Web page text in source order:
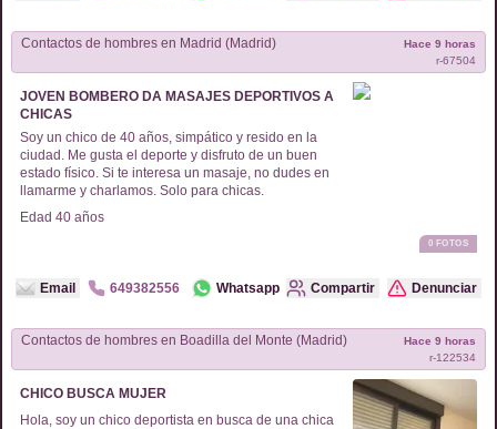
Contactos de hombres en Madrid (Madrid)
r-67504
Hace 9 horas
JOVEN BOMBERO DA MASAJES DEPORTIVOS A
CHICAS
Soy un chico de 40 años, simpático y resido en la
ciudad. Me gusta el deporte y disfruto de un buen
estado físico. Si te interesa un masaje, no dudes en
llamarme y charlamos. Solo para chicas.
Edad 40 años
0 FOTOS
Email 649382556 Whatsapp Compartir Denunciar
Contactos de hombres en Boadilla del Monte (Madrid)
r-122534
Hace 9 horas
CHICO BUSCA MUJER
Hola, soy un chico deportista en busca de una chica